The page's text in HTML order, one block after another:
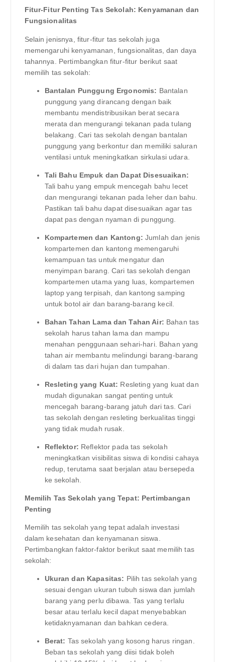
Fitur-Fitur Penting Tas Sekolah: Kenyamanan dan
Fungsionalitas
Selain jenisnya, fitur-fitur tas sekolah juga
memengaruhi kenyamanan, fungsionalitas, dan daya
tahannya. Pertimbangkan fitur-fitur berikut saat
memilih tas sekolah:
Bantalan Punggung Ergonomis: Bantalan
punggung yang dirancang dengan baik
membantu mendistribusikan berat secara
merata dan mengurangi tekanan pada tulang
belakang. Cari tas sekolah dengan bantalan
punggung yang berkontur dan memiliki saluran
ventilasi untuk meningkatkan sirkulasi udara.
Tali Bahu Empuk dan Dapat Disesuaikan:
Tali bahu yang empuk mencegah bahu lecet
dan mengurangi tekanan pada leher dan bahu.
Pastikan tali bahu dapat disesuaikan agar tas
dapat pas dengan nyaman di punggung.
Kompartemen dan Kantong: Jumlah dan jenis
kompartemen dan kantong memengaruhi
kemampuan tas untuk mengatur dan
menyimpan barang. Cari tas sekolah dengan
kompartemen utama yang luas, kompartemen
laptop yang terpisah, dan kantong samping
untuk botol air dan barang-barang kecil.
Bahan Tahan Lama dan Tahan Air: Bahan tas
sekolah harus tahan lama dan mampu
menahan penggunaan sehari-hari. Bahan yang
tahan air membantu melindungi barang-barang
di dalam tas dari hujan dan tumpahan.
Resleting yang Kuat: Resleting yang kuat dan
mudah digunakan sangat penting untuk
mencegah barang-barang jatuh dari tas. Cari
tas sekolah dengan resleting berkualitas tinggi
yang tidak mudah rusak.
Reflektor: Reflektor pada tas sekolah
meningkatkan visibilitas siswa di kondisi cahaya
redup, terutama saat berjalan atau bersepeda
ke sekolah.
Memilih Tas Sekolah yang Tepat: Pertimbangan
Penting
Memilih tas sekolah yang tepat adalah investasi
dalam kesehatan dan kenyamanan siswa.
Pertimbangkan faktor-faktor berikut saat memilih tas
sekolah:
Ukuran dan Kapasitas: Pilih tas sekolah yang
sesuai dengan ukuran tubuh siswa dan jumlah
barang yang perlu dibawa. Tas yang terlalu
besar atau terlalu kecil dapat menyebabkan
ketidaknyamanan dan bahkan cedera.
Berat: Tas sekolah yang kosong harus ringan.
Beban tas sekolah yang diisi tidak boleh